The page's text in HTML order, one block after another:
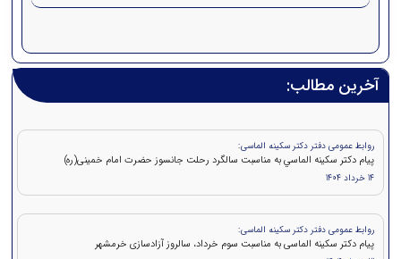
آخرین مطالب:
روابط عمومی دفتر دکتر سکینه الماسی:
پيام دکتر سكينه الماسي به مناسبت سالگرد رحلت جانسوز حضرت امام خمينی(ره)
14 خرداد 1404
روابط عمومی دفتر دکتر سکینه الماسی:
پیام دکتر سکینه الماسی به مناسبت سوم خرداد، سالروز آزادسازی خرمشهر